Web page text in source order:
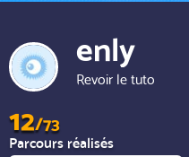
enly
Revoir le tuto
12/73
Parcours réalisés